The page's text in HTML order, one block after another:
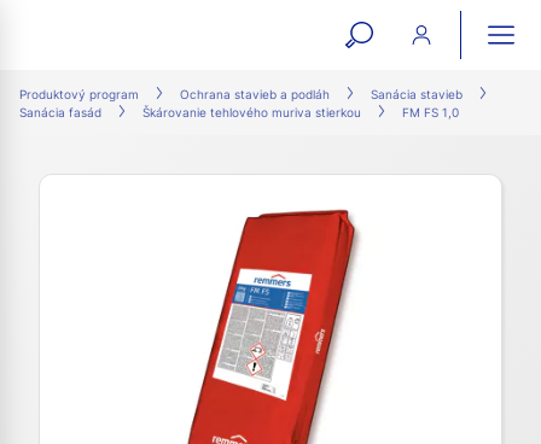
open
search
Produktový program Ochrana stavieb a podláh
Sanácia stavieb
Sanácia fasád
Škárovanie tehlového muriva stierkou FM FS 1,0